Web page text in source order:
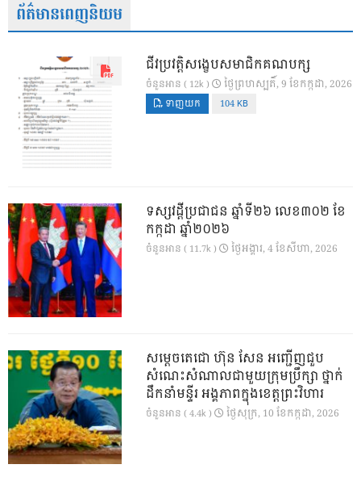
ព័ត៌មានពេញនិយម
ជីវប្រវត្តិសង្ខេបសមាជិកគណបក្ស
ចំនួនអាន ( 12k ) ថ្ងៃ​ព្រហស្បតិ៍, 9 ខែ​កក្កដា, 2026
ទាញយក 104 KB
ទស្សវដ្តីប្រជាជន ឆ្នាំទី២៦ លេខ៣០២ ខែ
កក្កដា ឆ្នាំ២០២៦
ចំនួនអាន ( 11.7k ) ថ្ងៃ​អង្គារ, 4 ខែ​សីហា, 2026
សម្តេចតេជោ ហ៊ុន សែន អញ្ជើញជួប
សំណេះសំណាលជាមួយក្រុមប្រឹក្សា ថ្នាក់
ដឹកនាំមន្ទីរ អង្គភាពក្នុងខេត្តព្រះវិហារ
ចំនួនអាន ( 4.4k ) ថ្ងៃ​សុក្រ, 10 ខែ​កក្កដា, 2026